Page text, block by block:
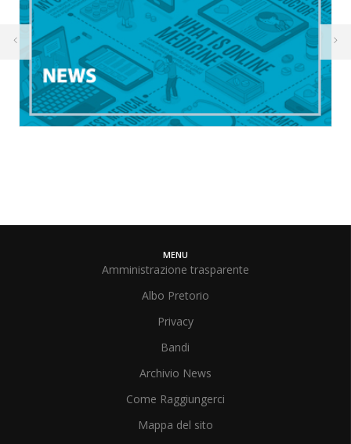
MENU
Amministrazione trasparente
Albo Pretorio
Privacy
Bandi
Archivio News
Come Raggiungerci
Mappa del sito